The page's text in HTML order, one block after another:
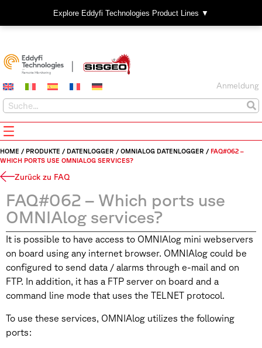
Explore Eddyfi Technologies Product Lines ▼
Anmeldung
HOME / PRODUKTE / DATENLOGGER / OMNIALOG DATENLOGGER / FAQ#062 –
WHICH PORTS USE OMNIALOG SERVICES?
Zurück zu FAQ
FAQ#062 – Which ports use
OMNIAlog services?
It is possible to have access to OMNIAlog mini webservers
on board using any internet browser. OMNIAlog could be
configured to send data / alarms through e-mail and on
FTP. In addition, it has a FTP server on board and a
command line mode that uses the TELNET protocol.
To use these services, OMNIAlog utilizes the following
ports: